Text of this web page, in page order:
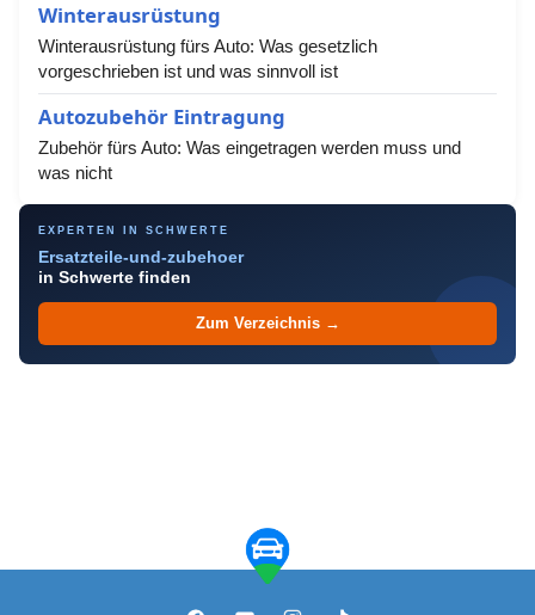
Winterausrüstung
Winterausrüstung fürs Auto: Was gesetzlich
vorgeschrieben ist und was sinnvoll ist
Autozubehör Eintragung
Zubehör fürs Auto: Was eingetragen werden muss und
was nicht
EXPERTEN IN SCHWERTE
Ersatzteile-und-zubehoer
in Schwerte finden
Zum Verzeichnis →